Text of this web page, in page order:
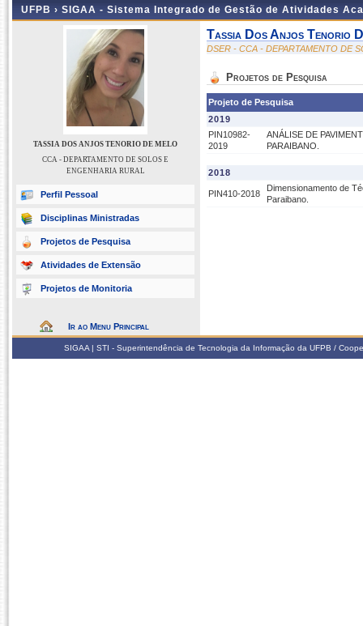
UFPB › SIGAA - Sistema Integrado de Gestão de Atividades
TASSIA DOS ANJOS TENORIO DE MELO
CCA - DEPARTAMENTO DE SOLOS E
ENGENHARIA RURAL
Perfil Pessoal
Disciplinas Ministradas
Projetos de Pesquisa
Atividades de Extensão
Projetos de Monitoria
Ir ao Menu Principal
Tassia Dos Anjos Tenorio
DSER - CCA - DEPARTAMENTO DE
Projetos de Pesquisa
Projeto de Pesquisa
2019
PIN10982-
2019
ANÁLISE DE
PARAIBANO.
2018
PIN410-2018
Dimensionamento de
Paraibano.
SIGAA | STI - Superintendência de Tecnologia da Informação da UFPB /